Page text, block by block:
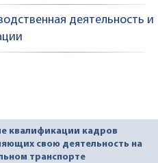
деятельность и
квалификации кадров
свою деятельность на
транспорте